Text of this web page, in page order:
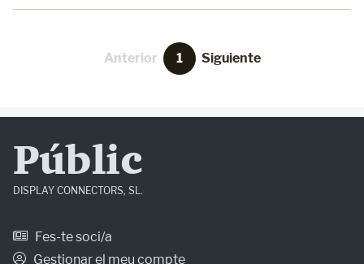
Anterior 1 Siguiente
Públic
DISPLAY CONNECTORS, SL.
Fes-te soci/a
Gestionar el meu compte